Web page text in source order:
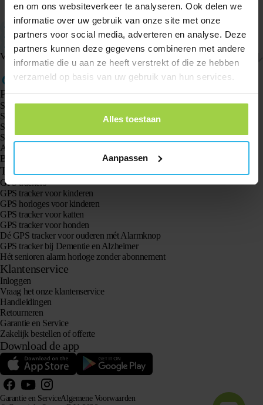
en om ons websiteverkeer te analyseren. Ook delen we
informatie over uw gebruik van onze site met onze
partners voor social media, adverteren en analyse. Deze
partners kunnen deze gegevens combineren met andere
informatie die u aan ze heeft verstrekt of die ze hebben
verzameld op basis van uw gebruik van hun services.
Alles toestaan
Aanpassen
In winkelwagen
Geschikt voor de Spotter GPS Watch
Klein formaat: het bandje is 17 centimeter (klok 4,5 cm)
Gemakkelijk te verstellen
Verzenden & retourneren
Producten
Spotter GPS tracker X10
Spotter Senior GPS Watch
Spotter GPS Watch Explorer
Spotter GPS Watch Kids
Animal Spotter
Bekijk alle producten
Toepassingen
GPS trackers
GPS tracker voor kinderen
GPS horloges voor kinderen
GPS tracker voor katten
GPS tracker voor honden
Dé GPS tracker voor ouderen mét Alarmknop
GPS tracker bij Dementie en Alzheimer
Hét senioren alarm horloge zonder abonnement
Klantenservice
Inloggen
Vraag het onze klantenservice
Handleidingen
Retourneren
Garantie en Service
Zakelijk bestellen of offerte
Download de app
Garantie en ServiceAlgemene Voorwaarden